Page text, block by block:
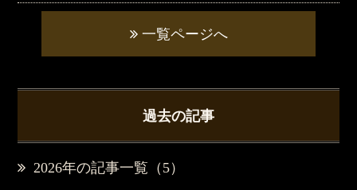
一覧ページへ
過去の記事
2026年の記事一覧（5）